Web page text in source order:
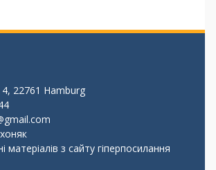
22761 Hamburg
матеріалів з сайту гіперпосилання